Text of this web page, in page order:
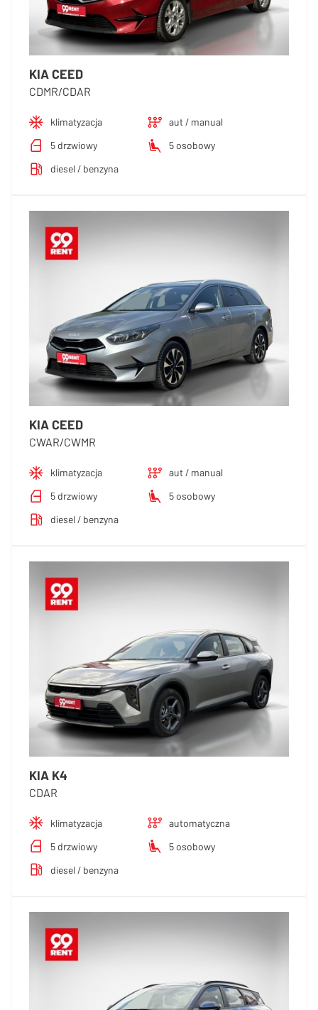
KIA CEED
CDMR/CDAR
klimatyzacja
aut / manual
5 drzwiowy
5 osobowy
diesel / benzyna
KIA CEED
CWAR/CWMR
klimatyzacja
aut / manual
5 drzwiowy
5 osobowy
diesel / benzyna
KIA K4
CDAR
klimatyzacja
automatyczna
5 drzwiowy
5 osobowy
diesel / benzyna